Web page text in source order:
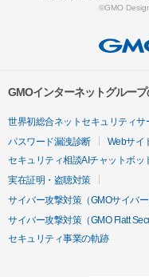
©GMO
GMOインターネットグルー
世界初総合ネットセキュリティサ
パスワード漏洩診断
Webサイ
セキュリティ相談AIチャットボッ
実在証明・盗聴対策
サイバー攻撃対策（GMOサイバ
サイバー攻撃対策（GMO Flatt
セキュリティ事業の軌跡